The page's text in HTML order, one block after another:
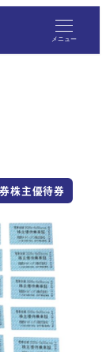
メニュー
株主優待券